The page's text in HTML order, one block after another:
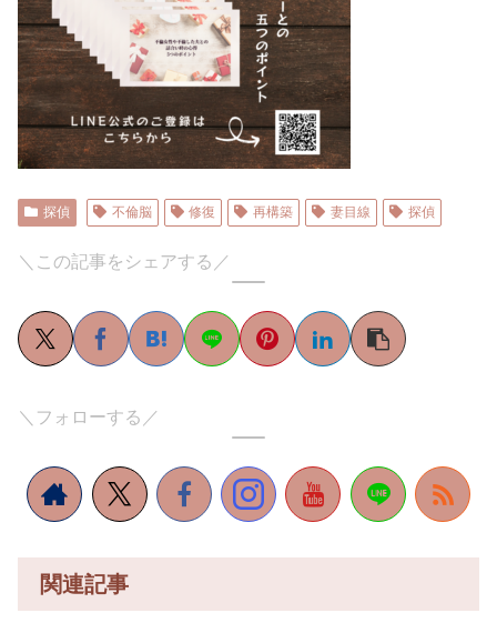
探偵 不倫脳 修復 再構築 妻目線 探偵
＼この記事をシェアする／
＼フォローする／
関連記事